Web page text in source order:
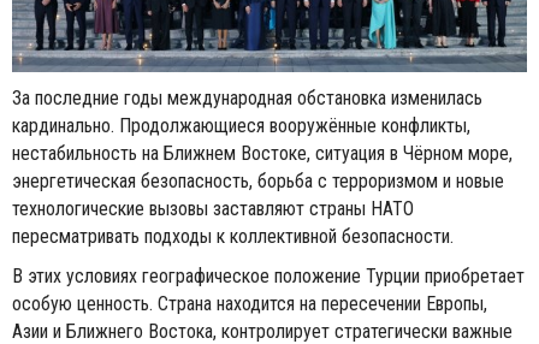
За последние годы международная обстановка изменилась
кардинально. Продолжающиеся вооружённые конфликты,
нестабильность на Ближнем Востоке, ситуация в Чёрном море,
энергетическая безопасность, борьба с терроризмом и новые
технологические вызовы заставляют страны НАТО
пересматривать подходы к коллективной безопасности.
В этих условиях географическое положение Турции приобретает
особую ценность. Страна находится на пересечении Европы,
Азии и Ближнего Востока, контролирует стратегически важные